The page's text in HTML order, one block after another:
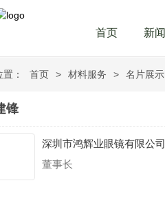
首页 新闻
： 首页 > 材料服务 > 名片展示
锋
深圳市鸿辉业眼镜有限公司
董事长